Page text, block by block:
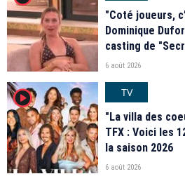
"Coté joueurs,
Dominique
casting de
6 août 2026
player2
TV
"La villa des
TFX : Voici les
la saison 2026
6 août 2026